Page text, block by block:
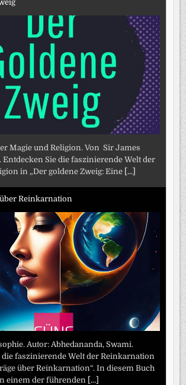
Magie und Religion. Von Sir James
Entdecken Sie die faszinierende Welt der
in „Der goldene Zweig: Eine [...]
Reinkarnation
Autor: Abhedananda, Swami.
die faszinierende Welt der Reinkarnation
über Reinkarnation“. In diesem Buch
einem der führenden
[...]